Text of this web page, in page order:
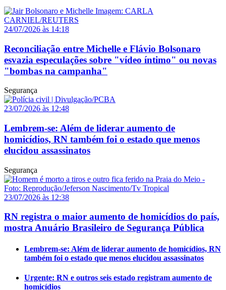
24/07/2026 às 14:18
Reconciliação entre Michelle e Flávio Bolsonaro
esvazia especulações sobre "vídeo íntimo" ou novas
"bombas na campanha"
Segurança
23/07/2026 às 12:48
Lembrem-se: Além de liderar aumento de
homicídios, RN também foi o estado que menos
elucidou assassinatos
Segurança
23/07/2026 às 12:38
RN registra o maior aumento de homicídios do país,
mostra Anuário Brasileiro de Segurança Pública
Lembrem-se: Além de liderar aumento de homicídios, RN
também foi o estado que menos elucidou assassinatos
Urgente: RN e outros seis estado registram aumento de
homicídios